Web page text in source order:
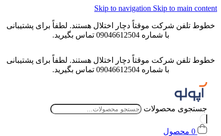
Skip to navigationSkip to main
خطوط تلفن شرکت موقتاً دچار اختلال هستند. لطفاً برای پشتیبانی
با شماره 09046612504 تماس بگیرید.
خطوط تلفن شرکت موقتاً دچار اختلال هستند. لطفاً برای پشتیبانی
با شماره 09046612504 تماس بگیرید.
جستجوی محصولات
0 محصول